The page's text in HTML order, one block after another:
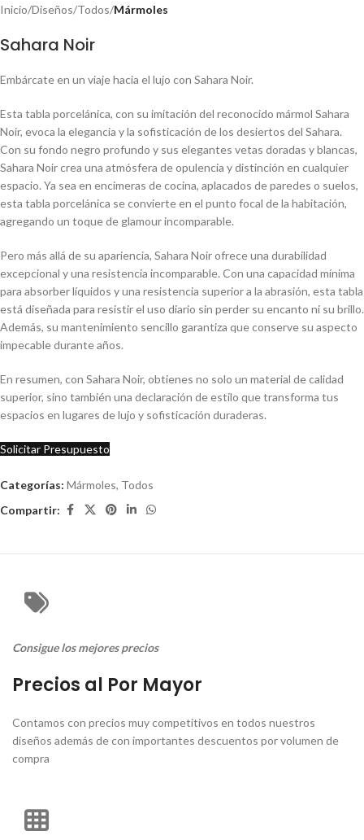
Inicio Diseños Todos Mármoles
Sahara Noir
Embárcate en un viaje hacia el lujo con Sahara Noir.
Esta tabla porcelánica, con su imitación del reconocido mármol Sahara
Noir, evoca la elegancia y la sofisticación de los desiertos del Sahara.
Con su fondo negro profundo y sus elegantes vetas doradas y blancas,
Sahara Noir crea una atmósfera de opulencia y distinción en cualquier
espacio. Ya sea en encimeras de cocina, aplacados de paredes o suelos,
esta tabla porcelánica se convierte en el punto focal de la habitación,
agregando un toque de glamour incomparable.
Pero más allá de su apariencia, Sahara Noir ofrece una durabilidad
excepcional y una resistencia incomparable. Con una capacidad mínima
para absorber líquidos y una resistencia superior a la abrasión, esta tabla
está diseñada para resistir el uso diario sin perder su encanto ni su brillo.
Además, su mantenimiento sencillo garantiza que conserve su aspecto
impecable durante años.
En resumen, con Sahara Noir, obtienes no solo un material de calidad
superior, sino también una declaración de estilo que transforma tus
espacios en lugares de lujo y sofisticación duraderas.
Solicitar Presupuesto
Categorías: Mármoles, Todos
Compartir:
Consigue los mejores precios
Precios al Por Mayor
Contamos con precios muy competitivos en todos nuestros
diseños además de con importantes descuentos por volumen de
compra